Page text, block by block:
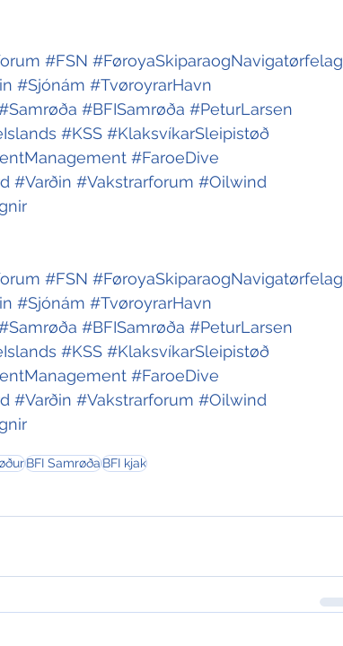
#FSN #FøroyaSkiparaogNavigatørfelag
#Sjónám #TvøroyrarHavn
#BFISamrøða #PeturLarsen
#KSS #KlaksvíkarSleipistøð
#FaroeDive
#Varðin #Vakstrarforum #Oilwind
#FSN #FøroyaSkiparaogNavigatørfelag
#Sjónám #TvøroyrarHavn
#BFISamrøða #PeturLarsen
#KSS #KlaksvíkarSleipistøð
#FaroeDive
#Varðin #Vakstrarforum #Oilwind
BFI SamrøðaBFI kjak